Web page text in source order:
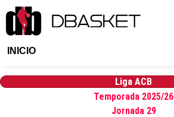
INICIO
Liga ACB
Temporada 2025/26
Jornada 29